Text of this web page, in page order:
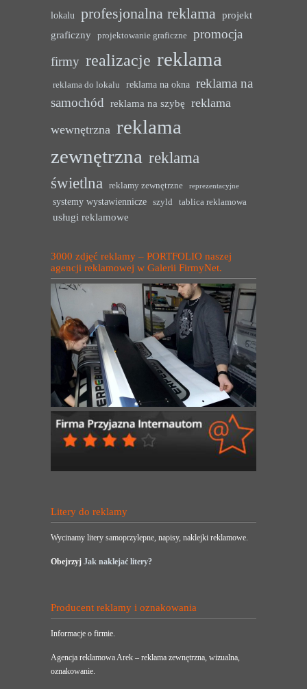
lokalu profesjonalna reklama projekt
graficzny
projektowanie graficzne
promocja
firmy realizacje reklama
reklama do lokalu reklama na okna reklama na
samochód reklama na szybę reklama
wewnętrzna reklama
zewnętrzna reklama
świetlna
reklamy zewnętrzne reprezentacyjne
systemy wystawiennicze szyld tablica reklamowa
usługi reklamowe
3000 zdjęć reklamy – PORTFOLIO naszej
agencji reklamowej w Galerii FirmyNet.
Litery do reklamy
Wycinamy litery samoprzylepne, napisy, naklejki reklamowe.
Obejrzyj Jak naklejać litery?
Producent reklamy i oznakowania
Informacje o firmie.
Agencja reklamowa Arek – reklama zewnętrzna, wizualna,
oznakowanie.